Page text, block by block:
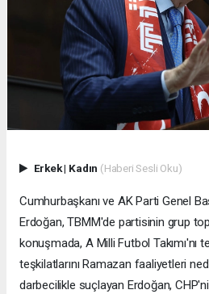
Erkek| Kadın (Haberi Sesli Oku)
Cumhurbaşkanı ve AK Parti Genel
Erdoğan, TBMM'de partisinin grup
konuşmada, A Milli Futbol Takımı'nı
teşkilatlarını Ramazan faaliyetleri
darbecilikle suçlayan Erdoğan,